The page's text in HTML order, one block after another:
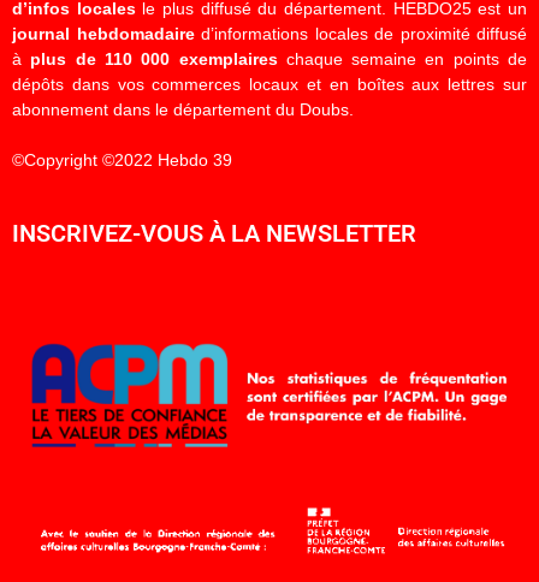
d’infos localesle plus diffusé du département. HEBDO25 est un
journal hebdomadaired’informations locales de proximité diffusé
à plus de 110 000 exemplaireschaque semaine en points de
dépôts dans vos commerces locaux et en boîtes aux lettres sur
abonnement dans le département du Doubs.
©Copyright ©2022 Hebdo 39
INSCRIVEZ-VOUS À LA NEWSLETTER